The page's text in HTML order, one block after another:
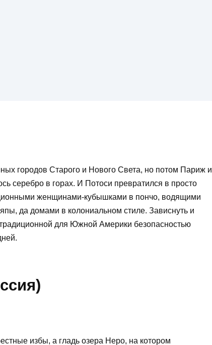
городов Старого и Нового Света, но потом Париж и
серебро в горах. И Потоси превратился в просто
женщинами-кубышками в пончо, водящими
да домами в колониальном стиле. Зависнуть и
для Южной Америки безопасностью
избы, а гладь озера Неро, на котором